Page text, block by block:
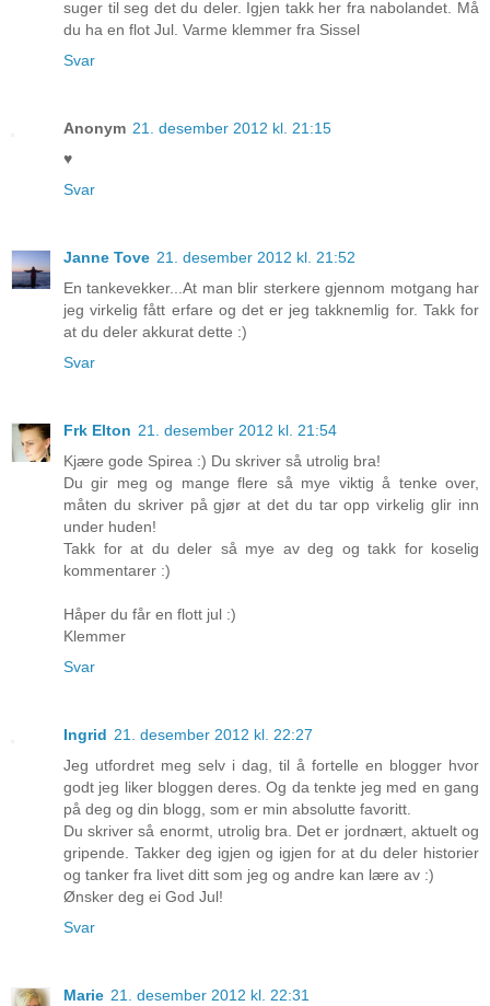
suger til seg det du deler. Igjen takk her fra nabolandet. Må
du ha en flot Jul. Varme klemmer fra Sissel
Svar
Anonym 21. desember 2012 kl. 21:15
♥
Svar
Janne Tove 21. desember 2012 kl. 21:52
En tankevekker...At man blir sterkere gjennom motgang har
jeg virkelig fått erfare og det er jeg takknemlig for. Takk for
at du deler akkurat dette :)
Svar
Frk Elton 21. desember 2012 kl. 21:54
Kjære gode Spirea :) Du skriver så utrolig bra!
Du gir meg og mange flere så mye viktig å tenke over,
måten du skriver på gjør at det du tar opp virkelig glir inn
under huden!
Takk for at du deler så mye av deg og takk for koselig
kommentarer :)
Håper du får en flott jul :)
Klemmer
Svar
Ingrid 21. desember 2012 kl. 22:27
Jeg utfordret meg selv i dag, til å fortelle en blogger hvor
godt jeg liker bloggen deres. Og da tenkte jeg med en gang
på deg og din blogg, som er min absolutte favoritt.
Du skriver så enormt, utrolig bra. Det er jordnært, aktuelt og
gripende. Takker deg igjen og igjen for at du deler historier
og tanker fra livet ditt som jeg og andre kan lære av :)
Ønsker deg ei God Jul!
Svar
Marie 21. desember 2012 kl. 22:31